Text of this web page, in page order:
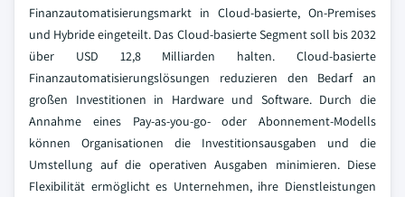
Finanzautomatisierungsmarkt in Cloud-basierte, On-Premises
und Hybride eingeteilt. Das Cloud-basierte Segment soll bis 2032
über USD 12,8 Milliarden halten. Cloud-basierte
Finanzautomatisierungslösungen reduzieren den Bedarf an
großen Investitionen in Hardware und Software. Durch die
Annahme eines Pay-as-you-go- oder Abonnement-Modells
können Organisationen die Investitionsausgaben und die
Umstellung auf die operativen Ausgaben minimieren. Diese
Flexibilität ermöglicht es Unternehmen, ihre Dienstleistungen